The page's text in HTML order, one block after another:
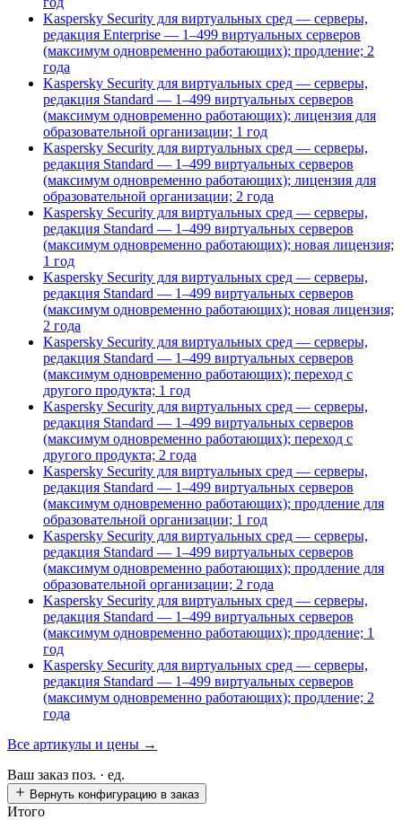
Kaspersky Security для виртуальных сред — серверы,
редакция Enterprise — 1–499 виртуальных серверов
(максимум одновременно работающих); продление; 2
года
Kaspersky Security для виртуальных сред — серверы,
редакция Standard — 1–499 виртуальных серверов
(максимум одновременно работающих); лицензия для
образовательной организации; 1 год
Kaspersky Security для виртуальных сред — серверы,
редакция Standard — 1–499 виртуальных серверов
(максимум одновременно работающих); лицензия для
образовательной организации; 2 года
Kaspersky Security для виртуальных сред — серверы,
редакция Standard — 1–499 виртуальных серверов
(максимум одновременно работающих); новая лицензия;
1 год
Kaspersky Security для виртуальных сред — серверы,
редакция Standard — 1–499 виртуальных серверов
(максимум одновременно работающих); новая лицензия;
2 года
Kaspersky Security для виртуальных сред — серверы,
редакция Standard — 1–499 виртуальных серверов
(максимум одновременно работающих); переход с
другого продукта; 1 год
Kaspersky Security для виртуальных сред — серверы,
редакция Standard — 1–499 виртуальных серверов
(максимум одновременно работающих); переход с
другого продукта; 2 года
Kaspersky Security для виртуальных сред — серверы,
редакция Standard — 1–499 виртуальных серверов
(максимум одновременно работающих); продление для
образовательной организации; 1 год
Kaspersky Security для виртуальных сред — серверы,
редакция Standard — 1–499 виртуальных серверов
(максимум одновременно работающих); продление для
образовательной организации; 2 года
Kaspersky Security для виртуальных сред — серверы,
редакция Standard — 1–499 виртуальных серверов
(максимум одновременно работающих); продление; 1
год
Kaspersky Security для виртуальных сред — серверы,
редакция Standard — 1–499 виртуальных серверов
(максимум одновременно работающих); продление; 2
года
Все артикулы и цены →
Ваш заказ поз. · ед.
Вернуть конфигурацию в заказ
Итого